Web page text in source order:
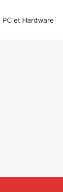
PC et Hardware